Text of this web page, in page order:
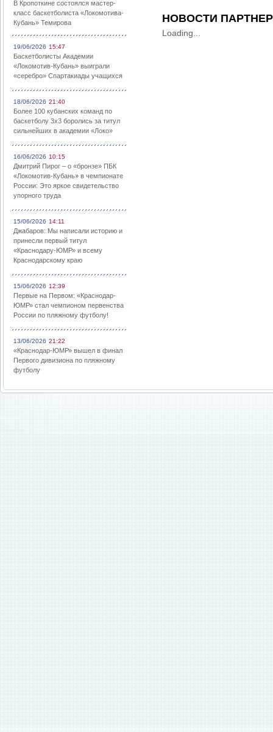
В Кропоткине состоялся мастер-
класс баскетболиста «Локомотива-
Кубань» Темирова
19/06/2026 15:47
Баскетболисты Академии
«Локомотив-Кубань» выиграли
«серебро» Спартакиады учащихся
18/06/2026 21:40
Более 100 кубанских команд по
баскетболу 3х3 боролись за титул
сильнейших в академии «Локо»
16/06/2026 10:15
Дмитрий Пирог – о «бронзе» ПБК
«Локомотив-Кубань» в чемпионате
России: Это яркое свидетельство
упорного труда
15/06/2026 14:11
Джабаров: Мы написали историю и
принесли первый титул
«Краснодару-ЮМР» и всему
Краснодарскому краю
15/06/2026 12:39
Первые на Первом: «Краснодар-
ЮМР» стал чемпионом первенства
России по пляжному футболу!
13/06/2026 21:22
«Краснодар-ЮМР» вышел в финал
Первого дивизиона по пляжному
футболу
НОВОСТИ
Loading...